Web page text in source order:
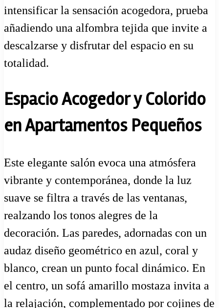
intensificar la sensación acogedora, prueba
añadiendo una alfombra tejida que invite a
descalzarse y disfrutar del espacio en su
totalidad.
Espacio Acogedor y Colorido
en Apartamentos Pequeños
Este elegante salón evoca una atmósfera
vibrante y contemporánea, donde la luz
suave se filtra a través de las ventanas,
realzando los tonos alegres de la
decoración. Las paredes, adornadas con un
audaz diseño geométrico en azul, coral y
blanco, crean un punto focal dinámico. En
el centro, un sofá amarillo mostaza invita a
la relajación, complementado por cojines de